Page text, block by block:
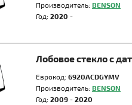
Производитель: BENSON
Год: 2020 -
Лобовое стекло с
Еврокод: 6920AСDGYMV
Производитель: BENSON
Год: 2009 - 2020